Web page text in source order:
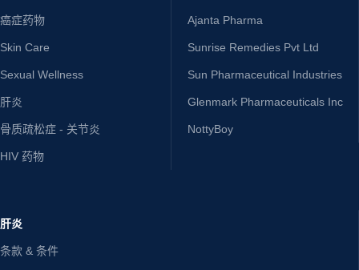
癌症药物
Skin Care
Sexual Wellness
肝炎
骨质疏松症 - 关节炎
HIV 药物
Ajanta Pharma
Sunrise Remedies Pvt Ltd
Sun Pharmaceutical Industries
Glenmark Pharmaceuticals Inc
NottyBoy
肝炎
条款 & 条件